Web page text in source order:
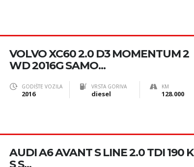
VOLVO XC60 2.0 D3 MOMENTUM 2
WD 2016G SAMO...
GODIŠTE VOZILA
2016
VRSTA GORIVA
diesel
KM
128.000
AUDI A6 AVANT S LINE 2.0 TDI 190 K
S S...